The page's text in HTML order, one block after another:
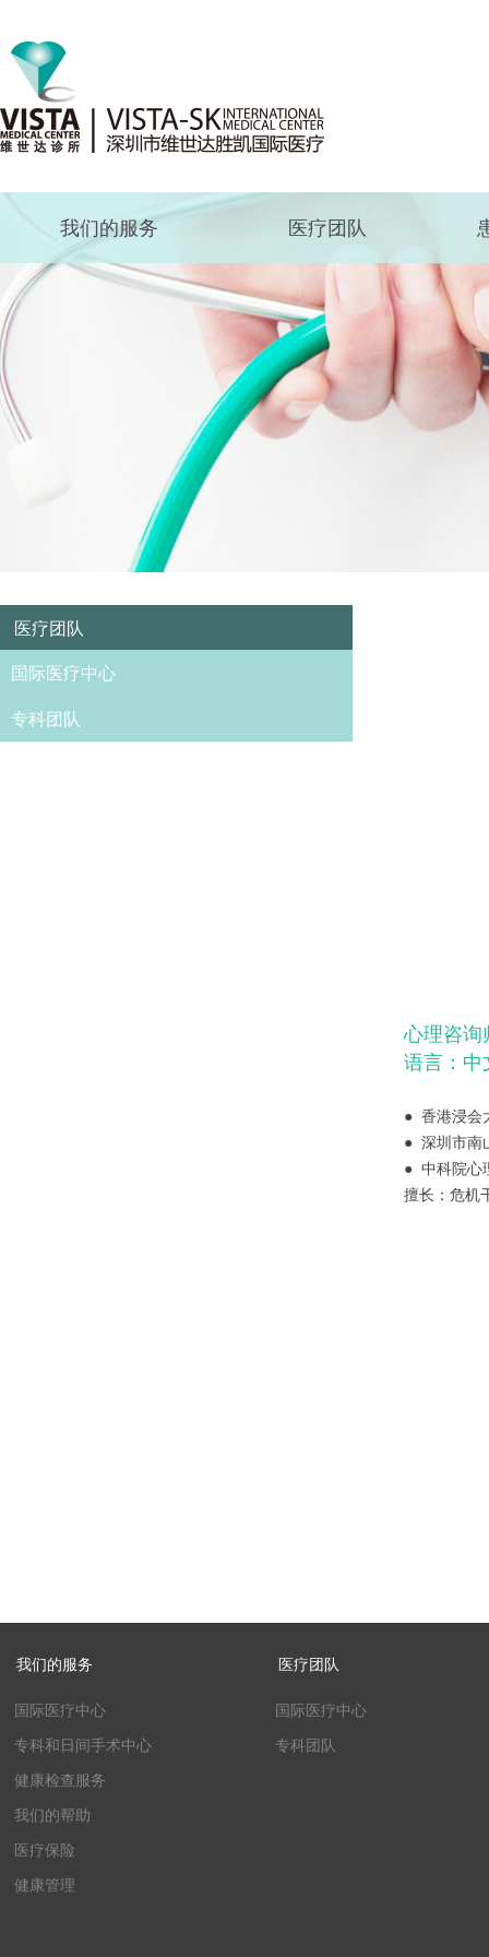
我们的服务 医疗团队
心理咨询
语言：中
● 香港浸会
● 深圳市南
● 中科院心
擅长：危机
医疗团队
国际医疗中心
专科团队
我们的服务 医疗团队
国际医疗中心
专科和日间手术中心
健康检查服务
我们的帮助
医疗保险
健康管理
国际医疗中心
专科团队